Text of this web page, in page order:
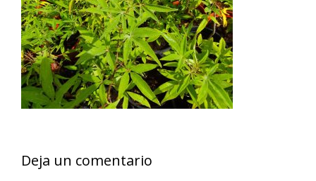
Deja un comentario